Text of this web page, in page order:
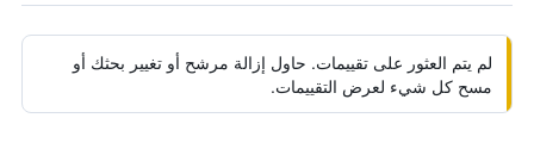
لم يتم العثور على تقييمات. حاول إزالة مرشح أو تغيير بحثك أو
مسح كل شيء لعرض التقييمات.